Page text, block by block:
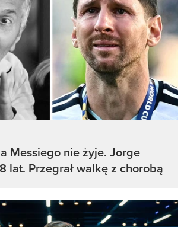
Messiego nie żyje. Jorge
lat. Przegrał walkę z chorobą